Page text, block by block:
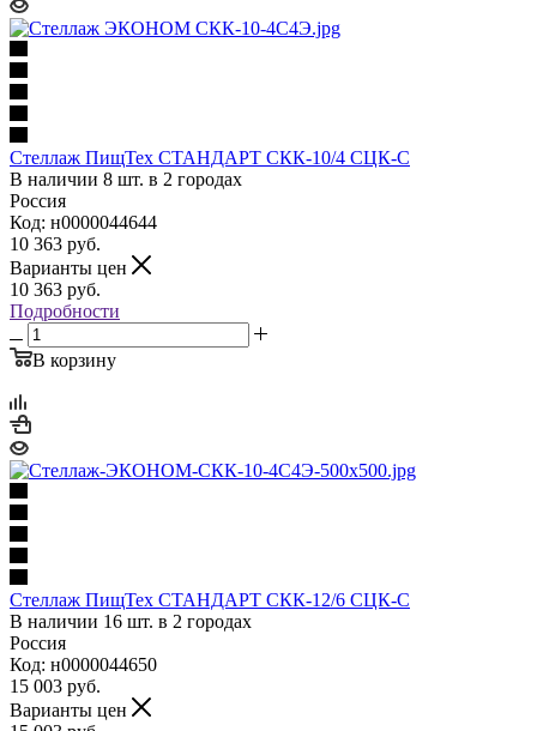
Стеллаж ПищТех СТАНДАРТ СКК-10/4 СЦК-С
В наличии 8 шт. в 2 городах
Россия
Код: н0000044644
10 363 руб.
Варианты цен
10 363 руб.
Подробности
В корзину
Стеллаж ПищТех СТАНДАРТ СКК-12/6 СЦК-С
В наличии 16 шт. в 2 городах
Россия
Код: н0000044650
15 003 руб.
Варианты цен